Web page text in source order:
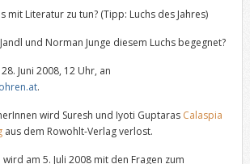
mit Literatur zu tun? (Tipp: Luchs des Jahres)
und Norman Junge diesem Luchs begegnet?
Juni 2008, 12 Uhr, an
.
wird Suresh und Iyoti Guptaras Calaspia
aus dem Rowohlt-Verlag verlost.
am 5. Juli 2008 mit den Fragen zum